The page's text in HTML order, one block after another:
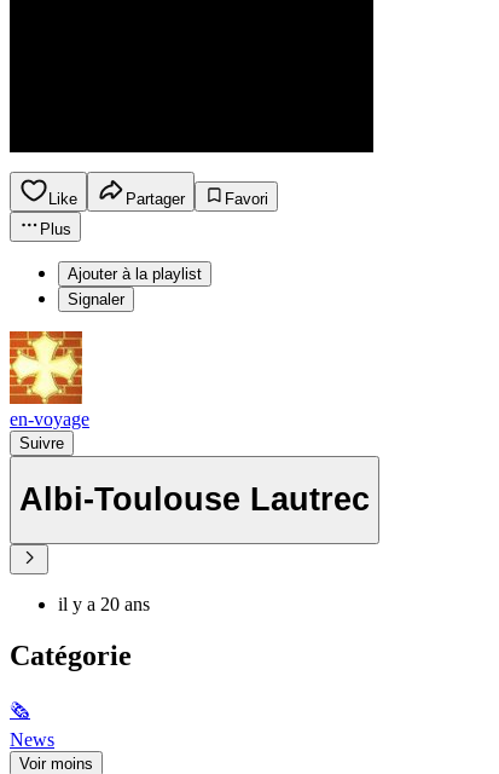
Like Partager
Favori
Plus
Ajouter à la playlist
Signaler
en-voyage
Suivre
Albi-Toulouse Lautrec
il y a 20 ans
Catégorie
🗞
News
Voir moins